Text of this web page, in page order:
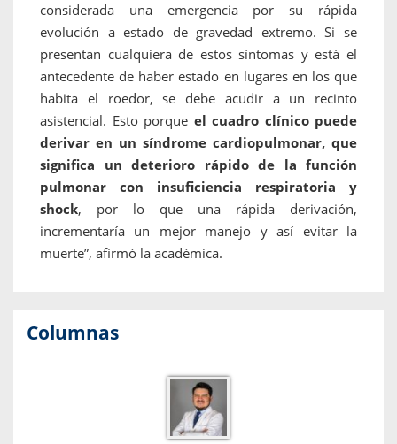
considerada una emergencia por su rápida
evolución a estado de gravedad extremo. Si se
presentan cualquiera de estos síntomas y está el
antecedente de haber estado en lugares en los que
habita el roedor, se debe acudir a un recinto
asistencial. Esto porque el cuadro clínico puede
derivar en un síndrome cardiopulmonar, que
significa un deterioro rápido de la función
pulmonar con insuficiencia respiratoria y
shock, por lo que una rápida derivación,
incrementaría un mejor manejo y así evitar la
muerte”, afirmó la académica.
Columnas